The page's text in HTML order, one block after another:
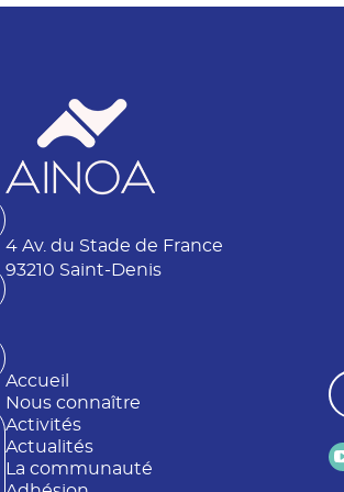
4 Av. du Stade de France
93210 Saint-Denis
Accueil
Nous connaître
Activités
Actualités
La communauté